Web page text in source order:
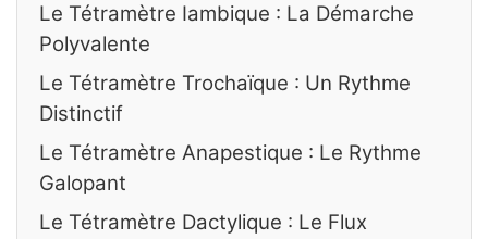
Le Tétramètre Iambique : La Démarche
Polyvalente
Le Tétramètre Trochaïque : Un Rythme
Distinctif
Le Tétramètre Anapestique : Le Rythme
Galopant
Le Tétramètre Dactylique : Le Flux